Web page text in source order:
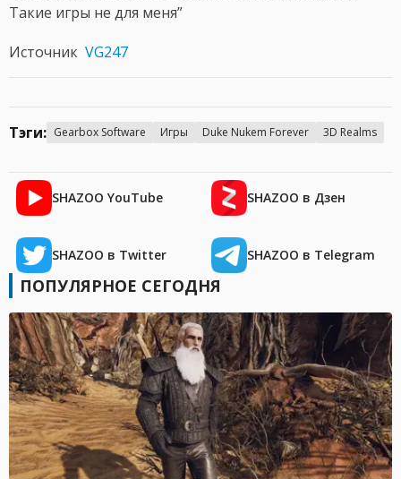
Такие игры не для меня”
Источник VG247
Тэги: Gearbox Software Игры Duke Nukem Forever 3D Realms
SHAZOO YouTube SHAZOO в Дзен
SHAZOO в Twitter SHAZOO в Telegram
ПОПУЛЯРНОЕ СЕГОДНЯ